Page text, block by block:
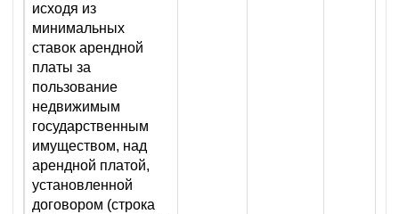
исходя из
минимальных
ставок арендной
платы за
пользование
недвижимым
государственным
имуществом, над
арендной платой,
установленной
договором (строка